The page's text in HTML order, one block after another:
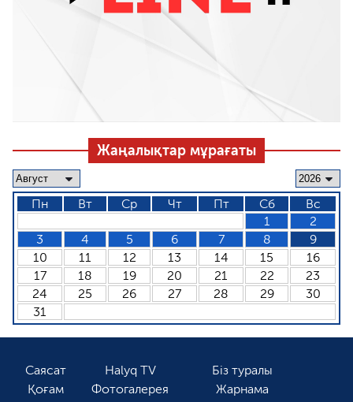
Жаңалықтар мұрағаты
Пн Вт Ср Чт Пт Сб
Вс
1
2
3
4 5 6 7 8
9
10
11 12 13 14 15
16
17
18 19 20 21 22
23
24
25 26 27 28 29
30
31
Саясат
Қоғам
Halyq TV
Фотогалерея
Біз туралы
Жарнама